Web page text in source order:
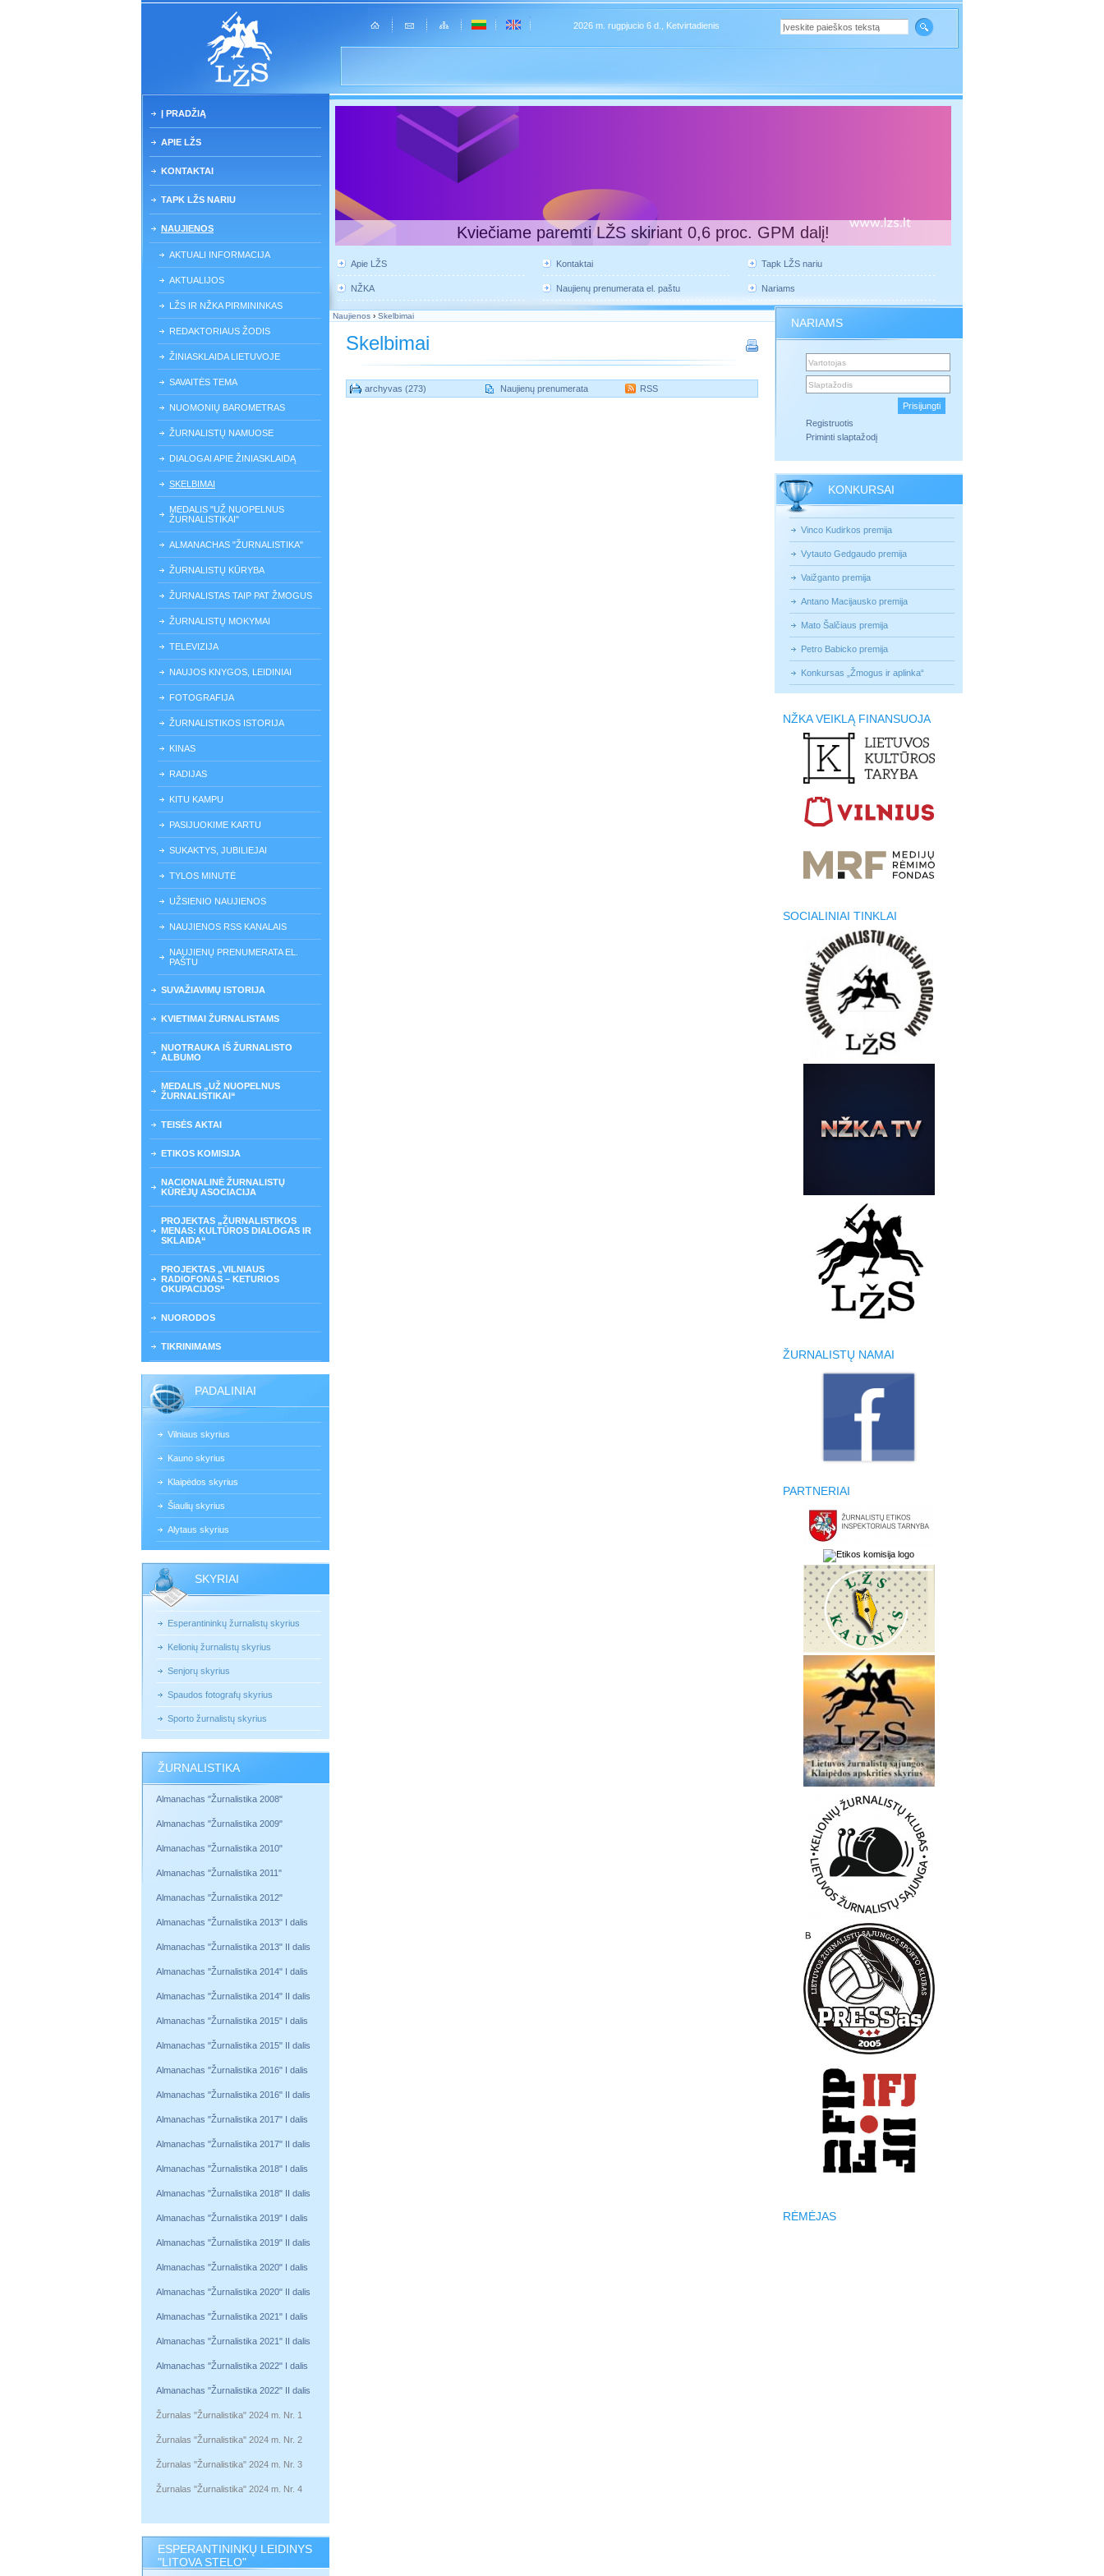
2026 m. rugpjucio 6 d., Ketvirtadienis
Į PRADŽIĄ
APIE LŽS
KONTAKTAI
TAPK LŽS NARIU
NAUJIENOS
AKTUALI INFORMACIJA
AKTUALIJOS
LŽS IR NŽKA PIRMININKAS
REDAKTORIAUS ŽODIS
ŽINIASKLAIDA LIETUVOJE
SAVAITĖS TEMA
NUOMONIŲ BAROMETRAS
ŽURNALISTŲ NAMUOSE
DIALOGAI APIE ŽINIASKLAIDĄ
SKELBIMAI
MEDALIS "UŽ NUOPELNUS
ŽURNALISTIKAI"
ALMANACHAS "ŽURNALISTIKA"
ŽURNALISTŲ KŪRYBA
ŽURNALISTAS TAIP PAT ŽMOGUS
ŽURNALISTŲ MOKYMAI
TELEVIZIJA
NAUJOS KNYGOS, LEIDINIAI
FOTOGRAFIJA
ŽURNALISTIKOS ISTORIJA
KINAS
RADIJAS
KITU KAMPU
PASIJUOKIME KARTU
SUKAKTYS, JUBILIEJAI
TYLOS MINUTĖ
UŽSIENIO NAUJIENOS
NAUJIENOS RSS KANALAIS
NAUJIENŲ PRENUMERATA EL.
PAŠTU
SUVAŽIAVIMŲ ISTORIJA
KVIETIMAI ŽURNALISTAMS
NUOTRAUKA IŠ ŽURNALISTO
ALBUMO
MEDALIS „UŽ NUOPELNUS
ŽURNALISTIKAI“
TEISĖS AKTAI
ETIKOS KOMISIJA
NACIONALINĖ ŽURNALISTŲ
KŪRĖJŲ ASOCIACIJA
PROJEKTAS „ŽURNALISTIKOS
MENAS: KULTŪROS DIALOGAS IR
SKLAIDA“
PROJEKTAS „VILNIAUS
RADIOFONAS – KETURIOS
OKUPACIJOS“
NUORODOS
TIKRINIMAMS
PADALINIAI
Vilniaus skyrius
Kauno skyrius
Klaipėdos skyrius
Šiaulių skyrius
Alytaus skyrius
SKYRIAI
Esperantininkų žurnalistų skyrius
Kelionių žurnalistų skyrius
Senjorų skyrius
Spaudos fotografų skyrius
Sporto žurnalistų skyrius
ŽURNALISTIKA
Almanachas "Žurnalistika 2008"
Almanachas "Žurnalistika 2009"
Almanachas "Žurnalistika 2010"
Almanachas "Žurnalistika 2011"
Almanachas "Žurnalistika 2012"
Almanachas "Žurnalistika 2013" I dalis
Almanachas "Žurnalistika 2013" II dalis
Almanachas "Žurnalistika 2014" I dalis
Almanachas "Žurnalistika 2014" II dalis
Almanachas "Žurnalistika 2015" I dalis
Almanachas "Žurnalistika 2015" II dalis
Almanachas "Žurnalistika 2016" I dalis
Almanachas "Žurnalistika 2016" II dalis
Almanachas "Žurnalistika 2017" I dalis
Almanachas "Žurnalistika 2017" II dalis
Almanachas "Žurnalistika 2018" I dalis
Almanachas "Žurnalistika 2018" II dalis
Almanachas "Žurnalistika 2019" I dalis
Almanachas "Žurnalistika 2019" II dalis
Almanachas "Žurnalistika 2020" I dalis
Almanachas "Žurnalistika 2020" II dalis
Almanachas "Žurnalistika 2021" I dalis
Almanachas "Žurnalistika 2021" II dalis
Almanachas "Žurnalistika 2022" I dalis
Almanachas "Žurnalistika 2022" II dalis
Žurnalas "Žurnalistika" 2024 m. Nr. 1
Žurnalas "Žurnalistika" 2024 m. Nr. 2
Žurnalas "Žurnalistika" 2024 m. Nr. 3
Žurnalas "Žurnalistika" 2024 m. Nr. 4
ESPERANTININKŲ LEIDINYS
"LITOVA STELO"
Kviečiame paremti LŽS skiriant 0,6 proc. GPM dalį!
Apie LŽS Kontaktai Tapk LŽS nariu
NŽKA Naujienų prenumerata el. paštu Nariams
Naujienos › Skelbimai
Skelbimai
archyvas (273) Naujienų prenumerata RSS
NARIAMS
Registruotis
Priminti slaptažodį
KONKURSAI
Vinco Kudirkos premija
Vytauto Gedgaudo premija
Vaižganto premija
Antano Macijausko premija
Mato Šalčiaus premija
Petro Babicko premija
Konkursas „Žmogus ir aplinka“
NŽKA VEIKLĄ FINANSUOJA
SOCIALINIAI TINKLAI
ŽURNALISTŲ NAMAI
PARTNERIAI
RĖMĖJAS